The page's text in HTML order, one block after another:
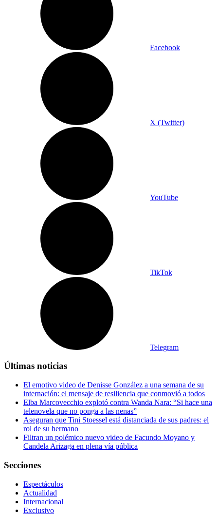
Facebook
X (Twitter)
YouTube
TikTok
Telegram
Últimas noticias
El emotivo video de Denisse González a una semana de su
internación: el mensaje de resiliencia que conmovió a todos
Elba Marcovecchio explotó contra Wanda Nara: “Si hace una
telenovela que no ponga a las nenas”
Aseguran que Tini Stoessel está distanciada de sus padres: el
rol de su hermano
Filtran un polémico nuevo video de Facundo Moyano y
Candela Arizaga en plena vía pública
Secciones
Espectáculos
Actualidad
Internacional
Exclusivo